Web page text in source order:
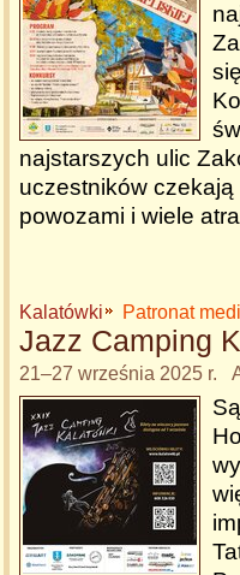
najstarszych ulic
uczestników
powozami i wiele
Kalatówki Patronat
Jazz Camping
21–27 września 2025 r.